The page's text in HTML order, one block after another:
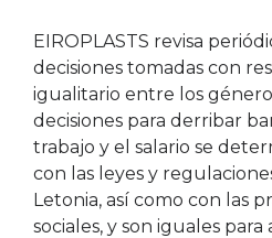
EIROPLASTS revisa
decisiones tomadas con
igualitario entre los
decisiones para derribar
trabajo y el salario se
con las leyes y
Letonia, así como con las
sociales, y son iguales para